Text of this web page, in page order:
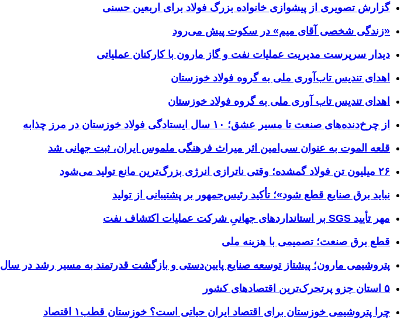
گزارش تصویری از پیشوازی خانواده بزرگ فولاد برای اربعین حسنی
«زندگی شخصی آقای میم» در سکوت پیش می‌رود
دیدار سرپرست مدیریت عملیات نفت و گاز مارون با کارکنان عملیاتی
اهدای تندیس تاب‌آوری ملی به گروه فولاد خوزستان
اهدای تندیس تاب آوری ملی به گروه فولاد خوزستان
از چرخ‌دنده‌های صنعت تا مسیر عشق؛ ۱۰ سال ایستادگی فولاد خوزستان در مرز چذابه
قلعه الموت به عنوان سی‌امین اثر میراث‌ فرهنگی ملموس ایران، ثبت جهانی شد
۲۶ میلیون تن فولاد گمشده؛ وقتی ناترازی انرژی بزرگ‌ترین مانع تولید می‌شود
نباید برق صنایع قطع شود»؛ تأکید رئیس‌جمهور بر پشتیبانی از تولید
مهر تأیید SGS بر استانداردهای جهانیِ شرکت عملیات اکتشاف نفت
قطع برق صنعت؛ تصمیمی با هزینه ملی
پتروشیمی مارون؛ پیشتاز توسعه صنایع پایین‌دستی و بازگشت قدرتمند به مسیر رشد در سال ۱۴۰۵
۵ استان جزو پرتحرک‌ترین اقتصاد‌های کشور
چرا پتروشیمی خوزستان برای اقتصاد ایران حیاتی است؟ خوزستان قطب۱ اقتصاد